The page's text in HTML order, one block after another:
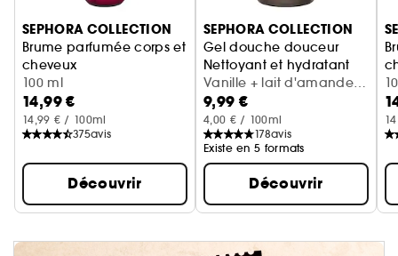
Ignorer le carrousel produits
SEPHORA COLLECTION
Brume parfumée corps et
cheveux
Cerise + crème fouettée
100 ml
14,99 €
14,99 € / 100ml
375avis
Découvrir
SEPHORA COLLECTION
Gel douche douceur
Nettoyant et hydratant
Vanille + lait d'amande
(300 ml)
9,99 €
4,00 € / 100ml
178avis
Existe en 5 formats
Découvrir